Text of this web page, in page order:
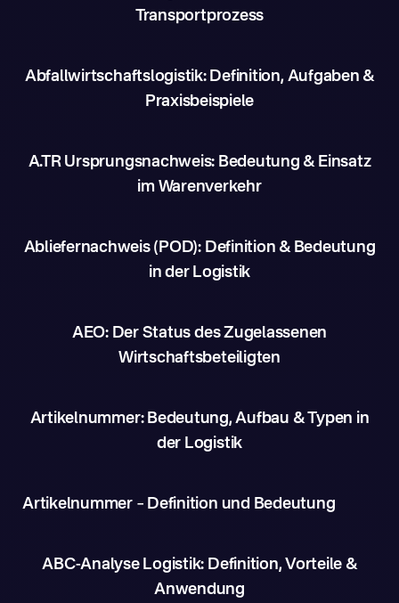
Transportprozess
Abfallwirtschaftslogistik: Definition, Aufgaben &
Praxisbeispiele
A.TR Ursprungsnachweis: Bedeutung & Einsatz
im Warenverkehr
Abliefernachweis (POD): Definition & Bedeutung
in der Logistik
AEO: Der Status des Zugelassenen
Wirtschaftsbeteiligten
Artikelnummer: Bedeutung, Aufbau & Typen in
der Logistik
Artikelnummer – Definition und Bedeutung
ABC-Analyse Logistik: Definition, Vorteile &
Anwendung